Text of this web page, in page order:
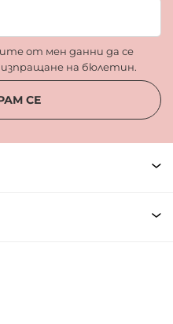
от мен данни да се
на бюлетин.
СЕ